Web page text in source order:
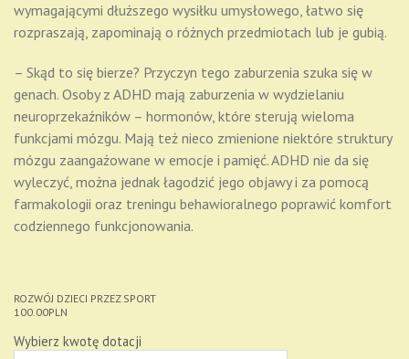
wymagającymi dłuższego wysiłku umysłowego, łatwo się
rozpraszają, zapominają o różnych przedmiotach lub je gubią.
– Skąd to się bierze? Przyczyn tego zaburzenia szuka się w
genach. Osoby z ADHD mają zaburzenia w wydzielaniu
neuroprzekaźników – hormonów, które sterują wieloma
funkcjami mózgu. Mają też nieco zmienione niektóre struktury
mózgu zaangażowane w emocje i pamięć. ADHD nie da się
wyleczyć, można jednak łagodzić jego objawy i za pomocą
farmakologii oraz treningu behawioralnego poprawić komfort
codziennego funkcjonowania.
ROZWÓJ DZIECI PRZEZ SPORT
100.00PLN
Wybierz kwotę dotacji